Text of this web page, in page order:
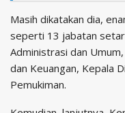
Masih dikatakan dia,
seperti 13 jabatan
Administrasi dan
dan Keuangan, Kepala
Pemukiman.